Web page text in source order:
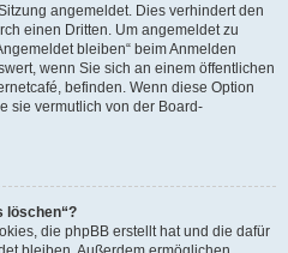
angemeldet. Dies verhindert den
einen Dritten. Um angemeldet zu
bleiben“ beim Anmelden
wenn Sie sich an einem öffentlichen
befinden. Wenn diese Option
sie vermutlich von der Board-
löschen“?
die phpBB erstellt hat und die dafür